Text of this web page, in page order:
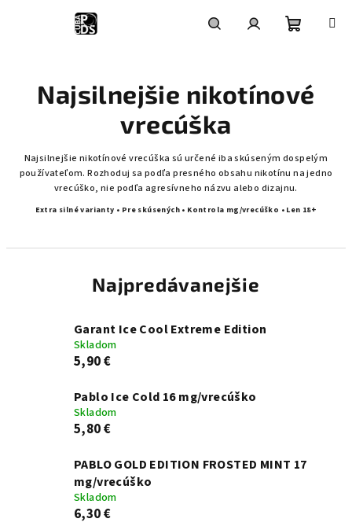
košík
Najsilnejšie nikotínové
vrecúška
Najsilnejšie nikotínové vrecúška sú určené iba skúseným dospelým
používateľom. Rozhoduj sa podľa presného obsahu nikotínu na jedno
vrecúško, nie podľa agresívneho názvu alebo dizajnu.
Extra silné varianty • Pre skúsených • Kontrola mg/vrecúško • Len 18+
Najpredávanejšie
Garant Ice Cool Extreme Edition
Skladom
5,90 €
Pablo Ice Cold 16 mg/vrecúško
Skladom
5,80 €
PABLO GOLD EDITION FROSTED MINT 17
mg/vrecúško
Skladom
6,30 €